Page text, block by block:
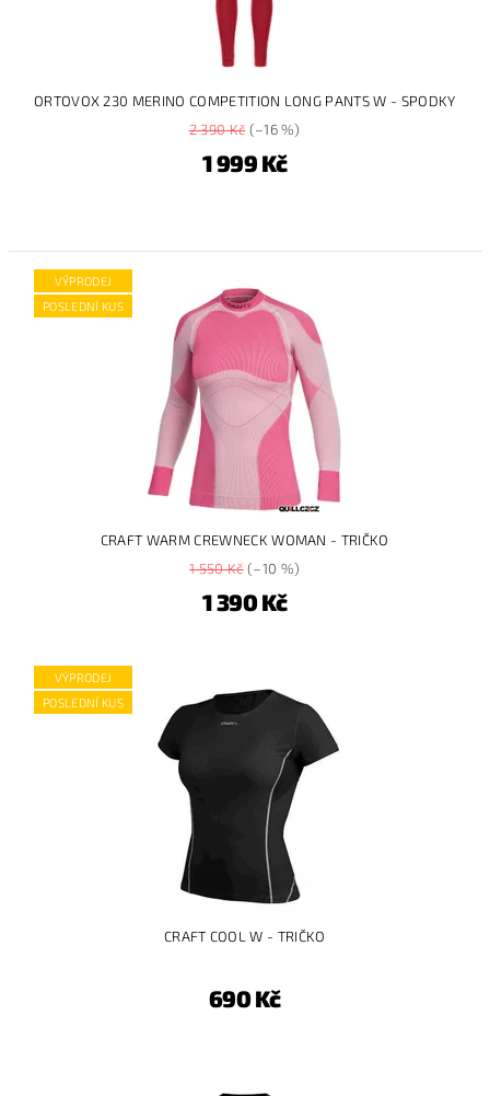
ORTOVOX 230 MERINO COMPETITION LONG PANTS W - SPODKY
2 390 Kč(–16 %)
1 999 Kč
VÝPRODEJ
POSLEDNÍ KUS
CRAFT WARM CREWNECK WOMAN - TRIČKO
1 550 Kč(–10 %)
1 390 Kč
VÝPRODEJ
POSLEDNÍ KUS
CRAFT COOL W - TRIČKO
690 Kč